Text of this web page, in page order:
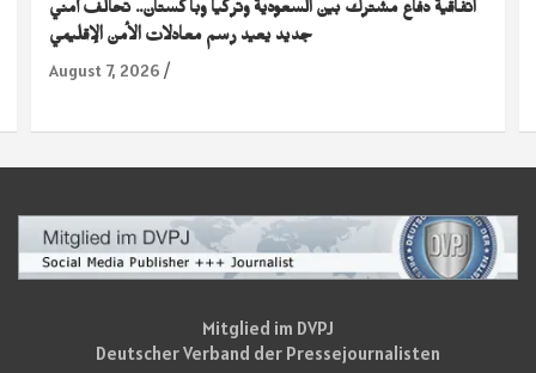
اتفاقية دفاع مشترك بين السعودية وتركيا وباكستان.. تحالف أمني
جديد يعيد رسم معادلات الأمن الإقليمي
August 7, 2026
Mitglied im DVPJ
Deutscher Verband der Pressejournalisten